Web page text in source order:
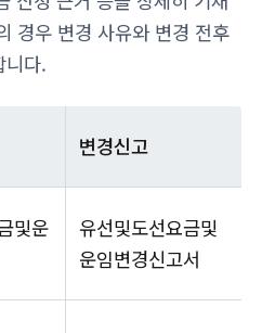
경우 변경 사유와 변경 전후
니다.
변경신고
및운
유선및도선요금및
운임변경신고서